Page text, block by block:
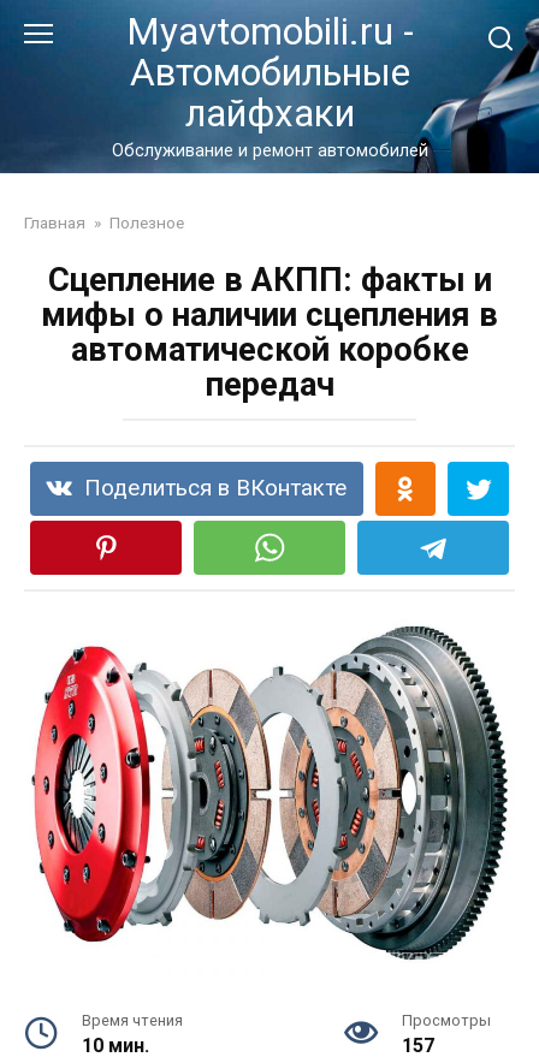
Myavtomobili.ru -
Автомобильные
лайфхаки
Обслуживание и ремонт автомобилей
Главная » Полезное
Сцепление в АКПП: факты и
мифы о наличии сцепления в
автоматической коробке
передач
Поделиться в ВКонтакте
Время чтения
10 мин.
Просмотры
157